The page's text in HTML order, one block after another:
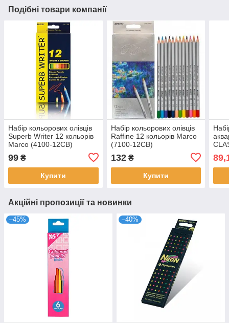
Подібні товари компанії
Набір кольорових олівців
Superb Writer 12 кольорів
Marco (4100-12CB)
99 ₴
Купити
Набір кольорових олівців
Raffine 12 кольорів Marco
(7100-12CB)
132₴
Купити
Акційні пропозиції та новинки
–45% –40%